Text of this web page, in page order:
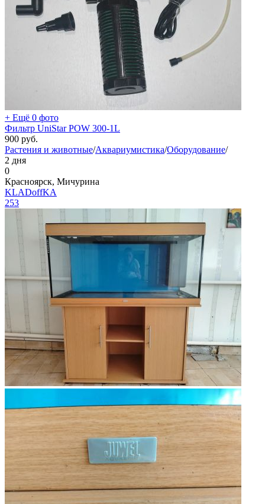
+ Ещё 0 фото
Фильтр UniStar POW 300-1L
900 руб.
Растения и животные/Аквариумистика/Оборудование/
2 дня
0
Красноярск, Мичурина
KLADoffKA
253